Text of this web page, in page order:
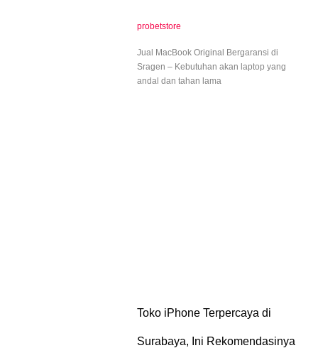
probetstore
Jual MacBook Original Bergaransi di
Sragen – Kebutuhan akan laptop yang
andal dan tahan lama
Toko iPhone Terpercaya di
Surabaya, Ini Rekomendasinya